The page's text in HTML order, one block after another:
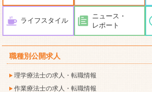
ライフスタイル
ニュース・
レポート
職種別公開求人
理学療法士の求人・転職情報
作業療法士の求人・転職情報